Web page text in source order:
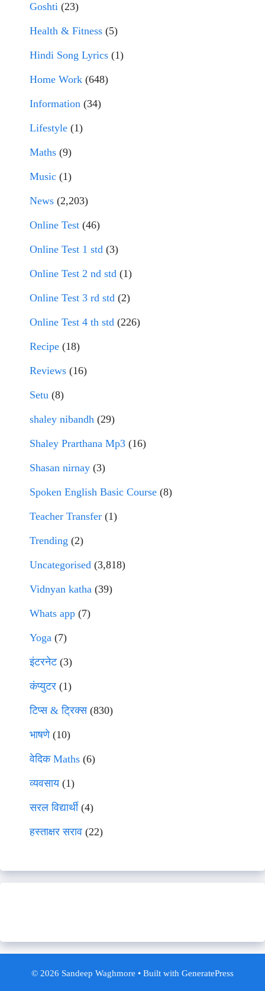
Goshti (23)
Health & Fitness (5)
Hindi Song Lyrics (1)
Home Work (648)
Information (34)
Lifestyle (1)
Maths (9)
Music (1)
News (2,203)
Online Test (46)
Online Test 1 std (3)
Online Test 2 nd std (1)
Online Test 3 rd std (2)
Online Test 4 th std (226)
Recipe (18)
Reviews (16)
Setu (8)
shaley nibandh (29)
Shaley Prarthana Mp3 (16)
Shasan nirnay (3)
Spoken English Basic Course (8)
Teacher Transfer (1)
Trending (2)
Uncategorised (3,818)
Vidnyan katha (39)
Whats app (7)
Yoga (7)
इंटरनेट(3)
कंप्युटर (1)
टिप्स & ट्रिक्स(830)
भाषणे(10)
वेदिक Maths (6)
व्यवसाय(1)
सरल विद्यार्थी(4)
हस्ताक्षर सराव (22)
© 2026 Sandeep Waghmore • Built with GeneratePress